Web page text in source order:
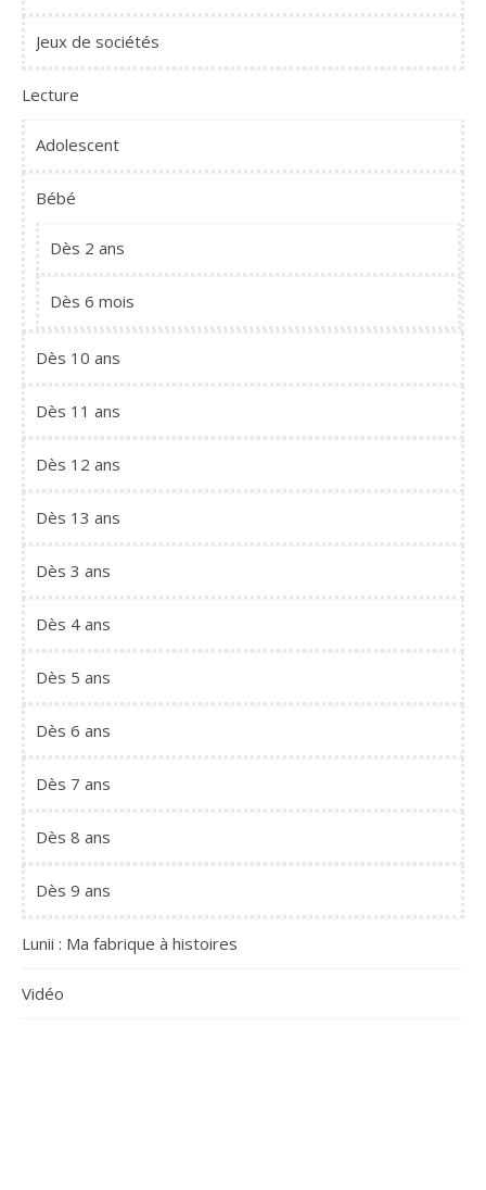
Jeux de sociétés
Lecture
Adolescent
Bébé
Dès 2 ans
Dès 6 mois
Dès 10 ans
Dès 11 ans
Dès 12 ans
Dès 13 ans
Dès 3 ans
Dès 4 ans
Dès 5 ans
Dès 6 ans
Dès 7 ans
Dès 8 ans
Dès 9 ans
Lunii : Ma fabrique à histoires
Vidéo